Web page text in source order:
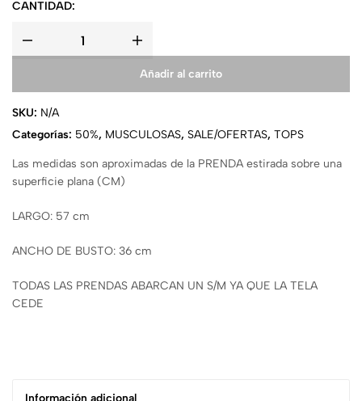
CANTIDAD:
Añadir al carrito
SKU: N/A
Categorías: 50%, MUSCULOSAS, SALE/OFERTAS, TOPS
Las medidas son aproximadas de la PRENDA estirada sobre una
superficie plana (CM)
LARGO: 57 cm
ANCHO DE BUSTO: 36 cm
TODAS LAS PRENDAS ABARCAN UN S/M YA QUE LA TELA
CEDE
Información adicional